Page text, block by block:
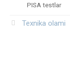
PISA testlar
Texnika olami